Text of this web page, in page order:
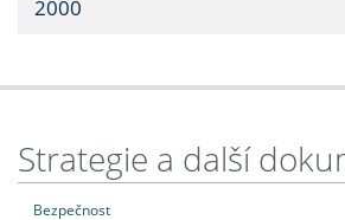
2000
Strategie a další
Bezpečnost